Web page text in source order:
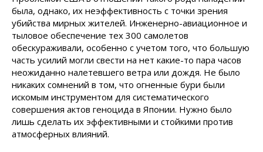
была, однако, их неэффективность с точки зрения
убийства мирных жителей. Инженерно-авиационное и
тыловое обеспечение тех 300 самолетов
обескураживали, особенно с учетом того, что большую
часть усилий могли свести на нет какие-то пара часов
неожиданно налетевшего ветра или дождя. Не было
никаких сомнений в том, что огненные бури были
искомым инструментом для систематического
совершения актов геноцида в Японии. Нужно было
лишь сделать их эффективными и стойкими против
атмосферных влияний.